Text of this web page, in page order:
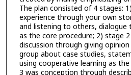
The plan consisted of 4 stages:
experience through your own
and listening to others, dialogue
as the core procedure; 2) stage
discussion through giving
group about case studies,
using cooperative learning as
3 was conception through